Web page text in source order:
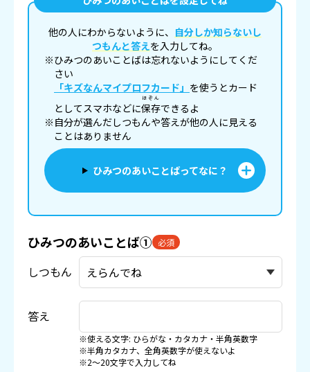
他の人にわからないように、 自分しか知らないし
つもんと答えを入力してね。
※ひみつのあいことばは忘れないようにしてくだ
さい
「キズなんマイプロフカード」 を使うとカード
としてスマホなどに保存
ほぞん
できるよ
※自分が選んだしつもんや答えが他の人に見える
ことはありません
ひみつのあいことばってなに？
ひみつのあいことば① 必須
しつもん
答え
※使える文字: ひらがな・カタカナ・半角英数字
※半角カタカナ、全角英数字が使えないよ
※2〜20文字で入力してね